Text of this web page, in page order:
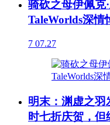
骑砍之母伊佩克
TaleWorlds深情
7 07.27
明末：渊虚之羽
时七折庆贺，但